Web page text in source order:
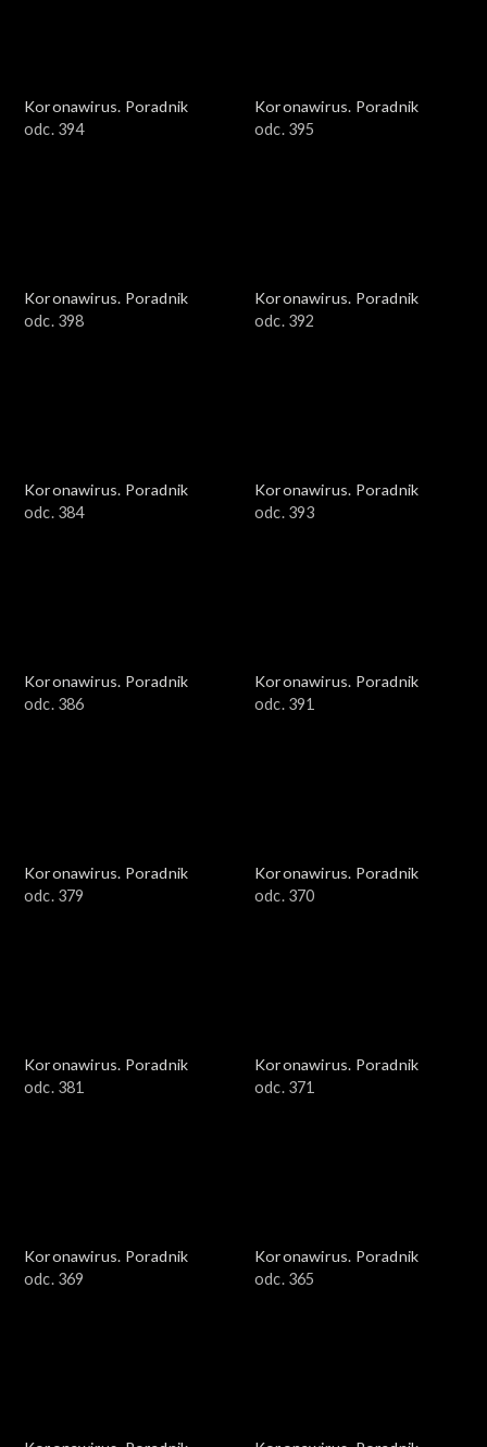
Koronawirus. Poradnik
odc. 394
Koronawirus. Poradnik
odc. 395
Koronawirus. Poradnik
odc. 398
Koronawirus. Poradnik
odc. 392
Koronawirus. Poradnik
odc. 384
Koronawirus. Poradnik
odc. 393
Koronawirus. Poradnik
odc. 386
Koronawirus. Poradnik
odc. 391
Koronawirus. Poradnik
odc. 379
Koronawirus. Poradnik
odc. 370
Koronawirus. Poradnik
odc. 381
Koronawirus. Poradnik
odc. 371
Koronawirus. Poradnik
odc. 369
Koronawirus. Poradnik
odc. 365